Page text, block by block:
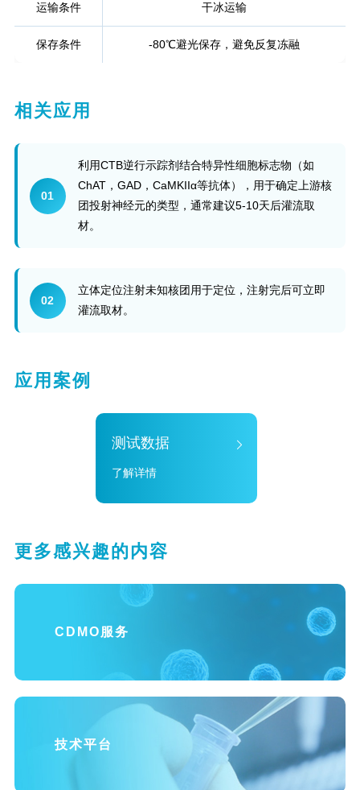
运输条件 干冰运输
保存条件 -80℃避光保存，避免反复冻融
相关应用
01
利用CTB逆行示踪剂结合特异性细胞标志物（如
ChAT，GAD，CaMKIIα等抗体），用于确定上游核
团投射神经元的类型，通常建议5-10天后灌流取
材。
02
立体定位注射未知核团用于定位，注射完后可立即
灌流取材。
应用案例
测试数据
了解详情
更多感兴趣的内容
CDMO服务
技术平台